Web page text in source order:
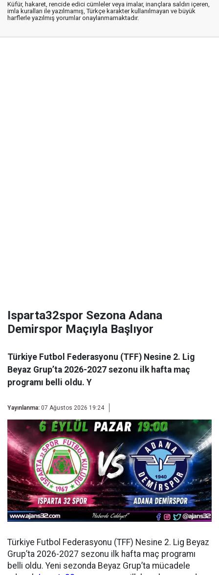
Küfür, hakaret, rencide edici cümleler veya imalar, inançlara saldırı içeren,
imla kuralları ile yazılmamış, Türkçe karakter kullanılmayan ve büyük
harflerle yazılmış yorumlar onaylanmamaktadır.
Isparta32spor Sezona Adana
Demirspor Maçıyla Başlıyor
Türkiye Futbol Federasyonu (TFF) Nesine 2. Lig
Beyaz Grup’ta 2026-2027 sezonu ilk hafta maç
programı belli oldu. Y
Yayınlanma: 07 Ağustos 2026 19:24
Türkiye Futbol Federasyonu (TFF) Nesine 2. Lig Beyaz
Grup’ta 2026-2027 sezonu ilk hafta maç programı
belli oldu. Yeni sezonda Beyaz Grup’ta mücadele